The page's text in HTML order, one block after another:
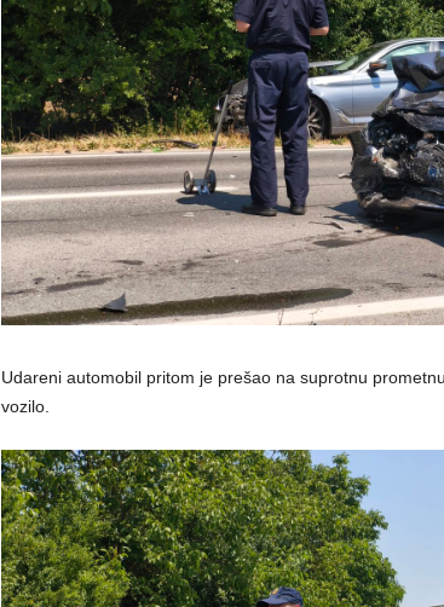
Udareni automobil pritom je prešao na suprotnu
vozilo.